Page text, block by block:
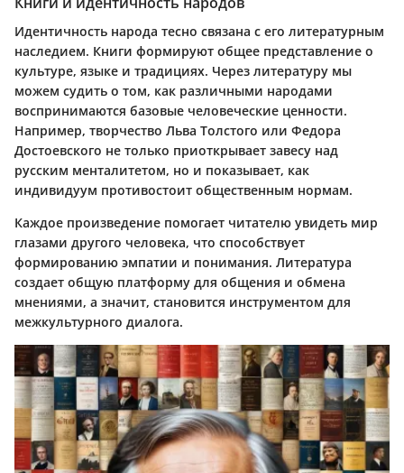
Идентичность народа тесно связана с его литературным
наследием. Книги формируют общее представление о
культуре, языке и традициях. Через литературу мы
можем судить о том, как различными народами
воспринимаются базовые человеческие ценности.
Например, творчество Льва Толстого или Федора
Достоевского не только приоткрывает завесу над
русским менталитетом, но и показывает, как
индивидуум противостоит общественным нормам.
Каждое произведение помогает читателю увидеть мир
глазами другого человека, что способствует
формированию эмпатии и понимания. Литература
создает общую платформу для общения и обмена
мнениями, а значит, становится инструментом для
межкультурного диалога.